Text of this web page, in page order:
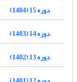
دوره 15 (1404)
دوره 14 (1403)
دوره 13 (1402)